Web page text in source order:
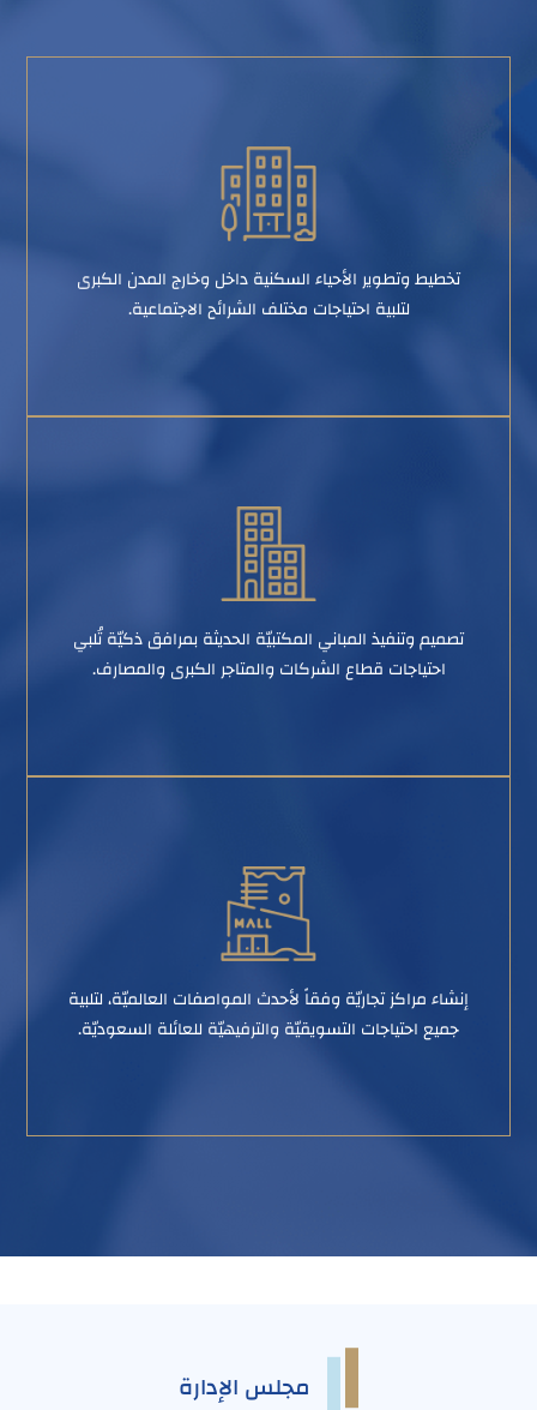
تخطيط وتطوير الأحياء السكنية داخل وخارج المدن الكبرى
لتلبية احتياجات مختلف الشرائح الاجتماعية.
تصميم وتنفيذ المباني المكتبيّة الحديثة بمرافق ذكيّة تُلبي
احتياجات قطاع الشركات والمتاجر الكبرى والمصارف.
إنشاء مراكز تجاريّة وفقاً لأحدث المواصفات العالميّة، لتلبية
جميع احتياجات التسويقيّة والترفيهيّة للعائلة السعوديّة.
مجلس الإدارة